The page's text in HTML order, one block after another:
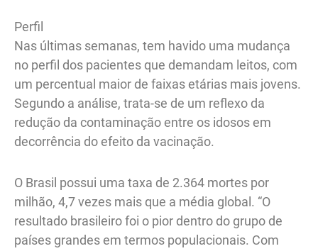
Perfil
Nas últimas semanas, tem havido uma mudança
no perfil dos pacientes que demandam leitos, com
um percentual maior de faixas etárias mais jovens.
Segundo a análise, trata-se de um reflexo da
redução da contaminação entre os idosos em
decorrência do efeito da vacinação.
O Brasil possui uma taxa de 2.364 mortes por
milhão, 4,7 vezes mais que a média global. “O
resultado brasileiro foi o pior dentro do grupo de
países grandes em termos populacionais. Com